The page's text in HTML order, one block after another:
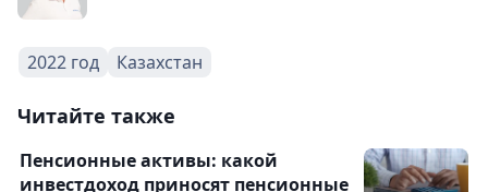
2022 год Казахстан
Читайте также
Пенсионные активы: какой
инвестдоход приносят пенсионные